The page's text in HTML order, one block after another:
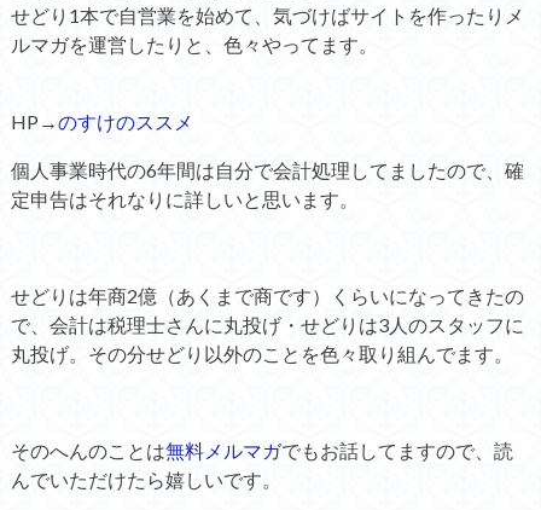
せどり1本で自営業を始めて、気づけばサイトを作ったりメ
ルマガを運営したりと、色々やってます。
HP→のすけのススメ
個人事業時代の6年間は自分で会計処理してましたので、確
定申告はそれなりに詳しいと思います。
せどりは年商2億（あくまで商です）くらいになってきたの
で、会計は税理士さんに丸投げ・せどりは3人のスタッフに
丸投げ。その分せどり以外のことを色々取り組んでます。
そのへんのことは無料メルマガでもお話してますので、読
んでいただけたら嬉しいです。